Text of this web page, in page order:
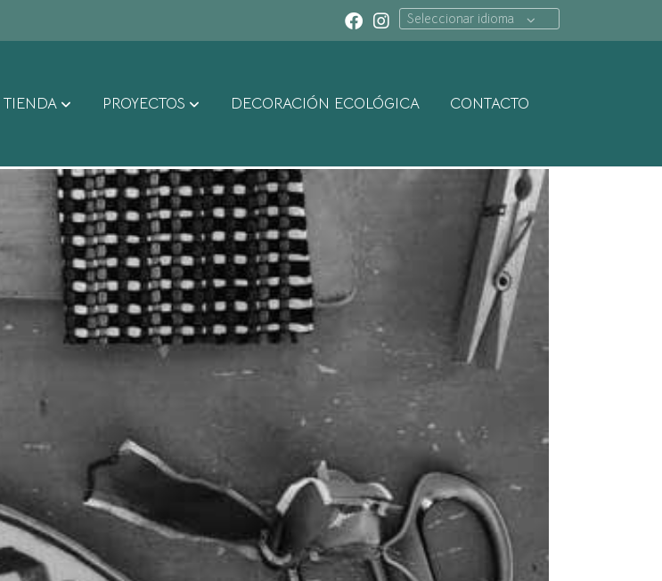
Seleccionar idioma
TIENDA PROYECTOS DECORACIÓN ECOLÓGICA CONTACTO